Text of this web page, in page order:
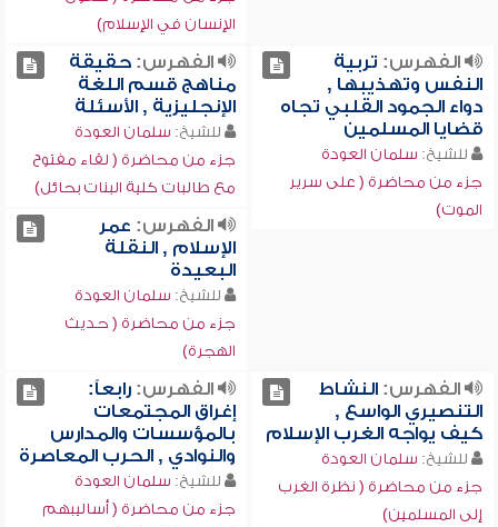
الإنسان في الإسلام)
الفهرس: تربية
النفس وتهذيبها ,
دواء الجمود القلبي تجاه
قضايا المسلمين
للشيخ: سلمان العودة
جزء من محاضرة ( على سرير
الموت)
الفهرس:حقيقة
مناهج قسم اللغة
الإنجليزية , الأسئلة
للشيخ: سلمان العودة
جزء من محاضرة ( لقاء مفتوح
مع طالبات كلية البنات بحائل)
الفهرس: عمر
الإسلام , النقلة
البعيدة
للشيخ: سلمان العودة
جزء من محاضرة ( حديث
الهجرة)
الفهرس:النشاط
التنصيري الواسع ,
كيف يواجه الغرب الإسلام
للشيخ: سلمان العودة
جزء من محاضرة ( نظرة الغرب
إلى المسلمين)
الفهرس:رابعاً:
إغراق المجتمعات
بالمؤسسات والمدارس
والنوادي , الحرب المعاصرة
للشيخ: سلمان العودة
جزء من محاضرة ( أساليبهم